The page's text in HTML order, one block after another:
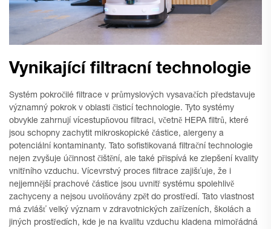
Vynikající filtracní technologie
Systém pokročilé filtrace v průmyslových vysavačích představuje
významný pokrok v oblasti čisticí technologie. Tyto systémy
obvykle zahrnují vícestupňovou filtraci, včetně HEPA filtrů, které
jsou schopny zachytit mikroskopické částice, alergeny a
potenciální kontaminanty. Tato sofistikovaná filtrační technologie
nejen zvyšuje účinnost čištění, ale také přispívá ke zlepšení kvality
vnitřního vzduchu. Vícevrstvý proces filtrace zajišťuje, že i
nejjemnější prachové částice jsou uvnitř systému spolehlivě
zachyceny a nejsou uvolňovány zpět do prostředí. Tato vlastnost
má zvlášť velký význam v zdravotnických zařízeních, školách a
jiných prostředích, kde je na kvalitu vzduchu kladena mimořádná